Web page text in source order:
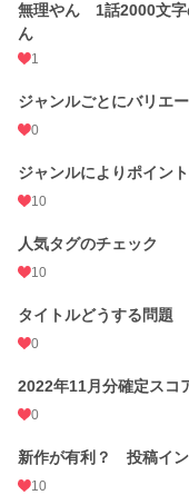
お気に入り
24h.ポイント
文字数 170,369
初回公開日時 2022.12.07
月間ポイント
累計ポイント
無理やん 1話2000文
ん
1
ジャンルごとにバリエ
0
ジャンルによりポイン
10
人気タグのチェック
10
タイトルどうする問題
0
2022年11月分確定スコ
0
新作が有利？ 投稿イ
10